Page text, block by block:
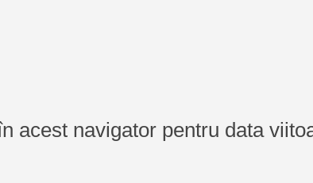
acest navigator pentru data